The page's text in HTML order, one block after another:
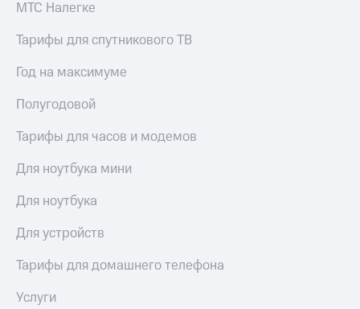
МТС Налегке
Тарифы для спутникового ТВ
Год на максимуме
Полугодовой
Тарифы для часов и модемов
Для ноутбука мини
Для ноутбука
Для устройств
Тарифы для домашнего телефона
Услуги